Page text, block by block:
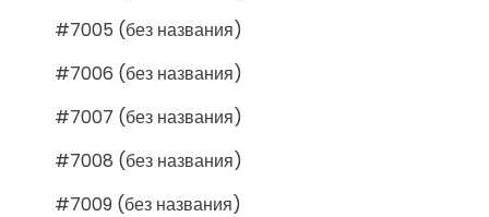
#7005 (без названия)
#7006 (без названия)
#7007 (без названия)
#7008 (без названия)
#7009 (без названия)